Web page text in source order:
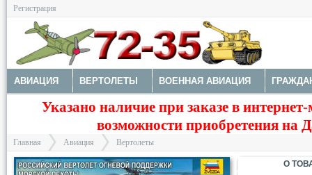
Регистрация
АВИАЦИЯ ВЕРТОЛЕТЫ ВОЕННАЯ АВИАЦИЯ
МОДЕЛИ КОРАБЛЕЙ И ПОДЛОДОК КОСМОС ЗДАНИЯ,
Указано наличие при заказе в
возможности приобретения на
Главная Авиация Вертолеты
О